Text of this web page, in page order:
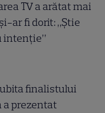
TV a arătat mai
ar fi dorit: „Știe
intenție”
finalistului
prezentat